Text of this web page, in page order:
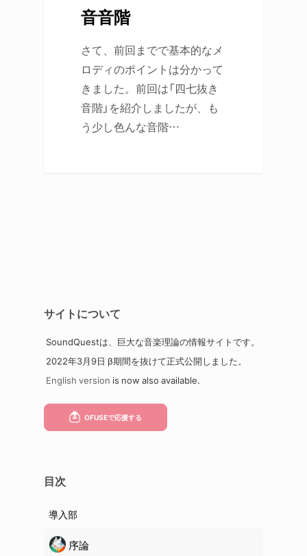
音音階
さて、前回までで基本的なメ
ロディのポイントは分かって
きました。前回は「四七抜き
音階」を紹介しましたが、も
う少し色んな音階…
サイトについて
SoundQuestは、巨大な音楽理論の情報サイトです。
2022年3月9日 β期間を抜けて正式公開しました。
English version is now also available.
目次
導入部
序論